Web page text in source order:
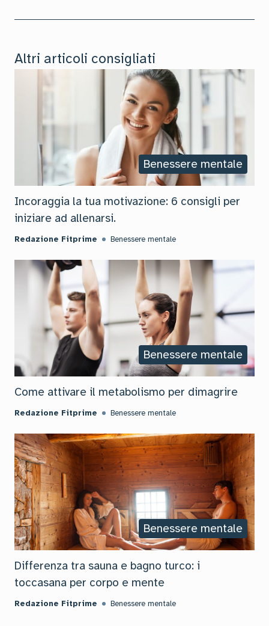
Altri articoli consigliati
Benessere mentale
Incoraggia la tua motivazione: 6 consigli per
iniziare ad allenarsi.
Redazione Fitprime Benessere mentale
Benessere mentale
Come attivare il metabolismo per dimagrire
Redazione Fitprime Benessere mentale
Benessere mentale
Differenza tra sauna e bagno turco: i
toccasana per corpo e mente
Redazione Fitprime Benessere mentale